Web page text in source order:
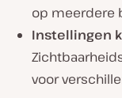
op meerdere
Instellingen
voor